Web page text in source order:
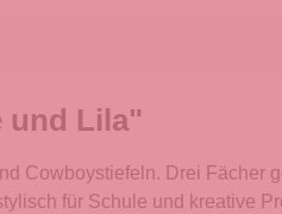
und Lila"
Cowboystiefeln. Drei Fächer
für Schule und kreative